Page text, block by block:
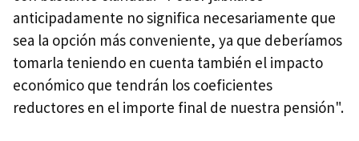
anticipadamente no significa necesariamente que
sea la opción más conveniente, ya que deberíamos
tomarla teniendo en cuenta también el impacto
económico que tendrán los coeficientes
reductores en el importe final de nuestra pensión".